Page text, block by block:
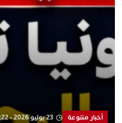
أخبار متنوعة 23 يوليو 2026 - 16:22